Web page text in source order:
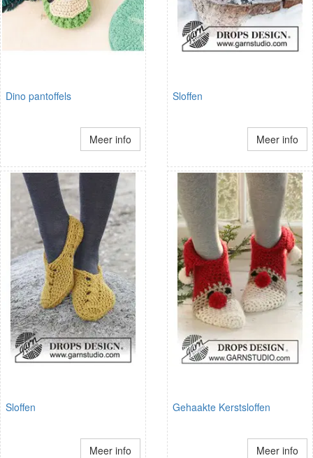
Dino pantoffels
Meer info
Sloffen
Meer info
Sloffen
Meer info
Gehaakte Kerstsloffen
Meer info